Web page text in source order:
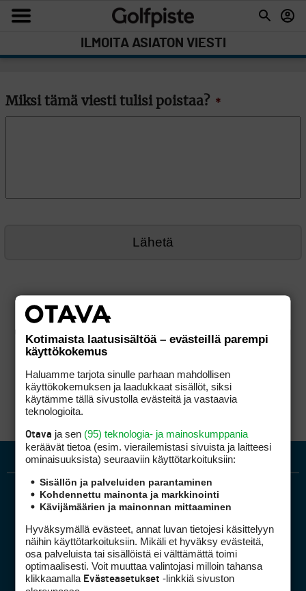
ILMOITA ASIATON VIESTI
Miksi tämä viesti tulisi poistaa? *
Golfpiste mediakortti
Kotimaista laatusisältöä – evästeillä parempi
käyttökokemus
Haluamme tarjota sinulle parhaan mahdollisen
käyttökokemuksen ja laadukkaat sisällöt, siksi
käytämme tällä sivustolla evästeitä ja vastaavia
teknologioita.
Otava ja sen (95) teknologia- ja mainoskumppania
keräävät tietoa (esim. vierailemis­tasi sivuista ja laitteesi
ominaisuuk­sista) seuraaviin käyttötarkoituksiin:
Sisällön ja palveluiden parantaminen
Kohdennettu mainonta ja markkinointi
Kävijämäärien ja mainonnan mittaaminen
Hyväksymällä evästeet, annat luvan tietojesi käsittelyyn
näihin käyttötarkoituksiin. Mikäli et hyväksy evästeitä,
osa palveluista tai sisällöistä ei välttämättä toimi
optimaalisesti. Voit muuttaa valintojasi milloin tahansa
klikkaamalla Evästeasetukset -linkkiä sivuston